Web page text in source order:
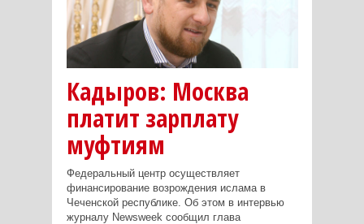
Кадыров: Москва
платит зарплату
муфтиям
Федеральный центр осуществляет
финансирование возрождения ислама в
Чеченской республике. Об этом в интервью
журналу Newsweek сообщил глава